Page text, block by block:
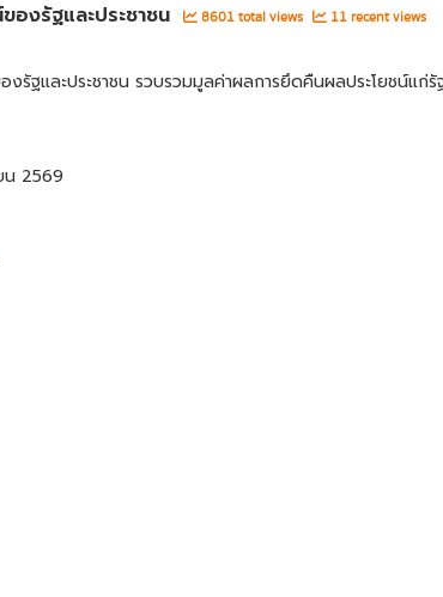
องรัฐและประชาชน 8601 total views 11 recent views
รัฐและประชาชน รวบรวมมูลค่าผลการยึดคืนผลประโยชน์แก่
2569